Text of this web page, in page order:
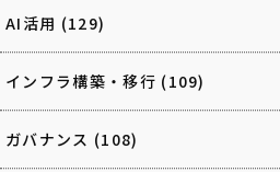
AI活用 (129)
インフラ構築・移行 (109)
ガバナンス (108)